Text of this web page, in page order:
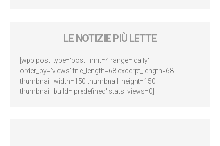
LE NOTIZIE PIÙ LETTE
[wpp post_type='post' limit=4 range='daily'
order_by='views' title_length=68 excerpt_length=68
thumbnail_width=150 thumbnail_height=150
thumbnail_build='predefined' stats_views=0]